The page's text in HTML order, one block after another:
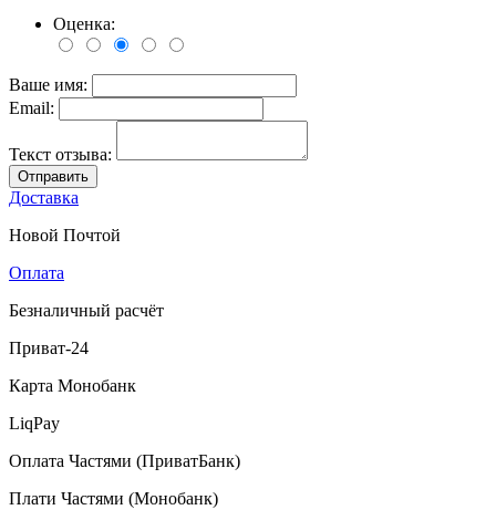
Оценка:
Ваше имя:
Email:
Текст отзыва:
Отправить
Доставка
Новой Почтой
Оплата
Безналичный расчёт
Приват-24
Карта Монобанк
LiqPay
Оплата Частями (ПриватБанк)
Плати Частями (Монобанк)